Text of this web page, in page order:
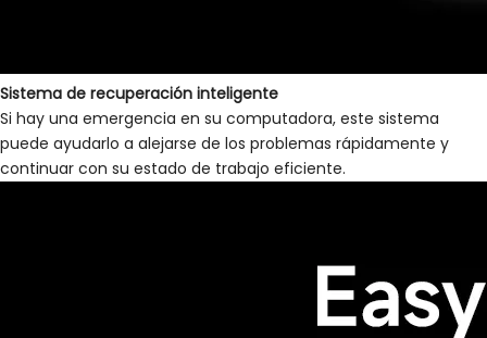
Sistema de recuperación inteligente
Si hay una emergencia en su computadora, este sistema
puede ayudarlo a alejarse de los problemas rápidamente y
continuar con su estado de trabajo eficiente.